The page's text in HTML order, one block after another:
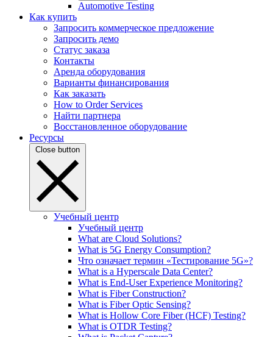
Automotive Testing
Как купить
Запросить коммерческое предложение
Запросить демо
Статус заказа
Контакты
Аренда оборудования
Варианты финансирования
Как заказать
How to Order Services
Найти партнера
Восстановленное оборудование
Ресурсы
Close button
Учебный центр
Учебный центр
What are Cloud Solutions?
What is 5G Energy Consumption?
Что означает термин «Тестирование 5G»?
What is a Hyperscale Data Center?
What is End-User Experience Monitoring?
What is Fiber Construction?
What is Fiber Optic Sensing?
What is Hollow Core Fiber (HCF) Testing?
What is OTDR Testing?